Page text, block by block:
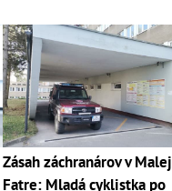
Zásah záchranárov v Malej
Fatre: Mladá cyklistka po